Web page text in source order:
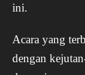
ini.
Acara yang
dengan